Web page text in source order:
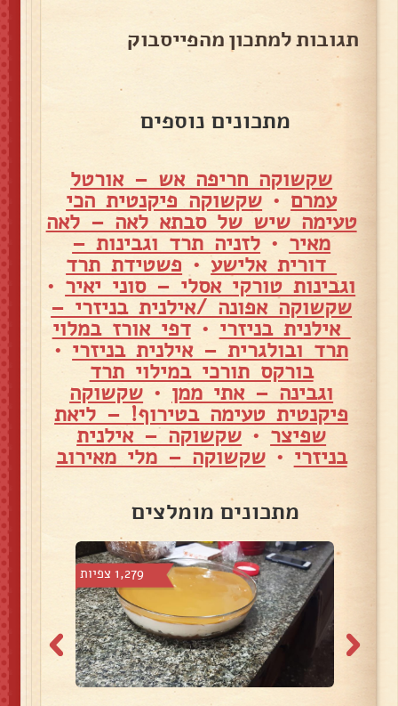
תגובות למתכון מהפייסבוק
מתכונים נוספים
שקשוקה חריפה אש – אורטל
עמרם • שקשוקה פיקנטית הכי
טעימה שיש של סבתא לאה – לאה
מאיר • לזניה תרד וגבינות –
דורית אלישע• פשטידת תרד
וגבינות טורקי אסלי – סוני יאיר •
שקשוקה אפונה /אילנית בניזרי –
אילנית בניזרי •דפי אורז במלוי
תרד ובולגרית – אילנית בניזרי •
בורקס תורכי במילוי תרד
וגבינה – אתי ממן • שקשוקה
פיקנטית טעימה בטירוף! – ליאת
שפיצר • שקשוקה – אילנית
בניזרי •שקשוקה – מלי מאירוב
מתכונים מומלצים
1,279 צפיות